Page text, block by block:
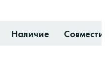
Наличие